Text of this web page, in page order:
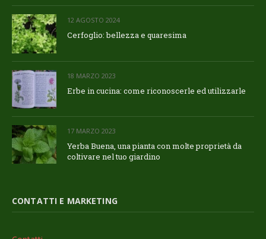
12 AGOSTO 2024
Cerfoglio: bellezza e quaresima
18 MARZO 2023
Erbe in cucina: come riconoscerle ed utilizzarle
17 MARZO 2023
Yerba Buena, una pianta con molte proprietà da
coltivare nel tuo giardino
CONTATTI E MARKETING